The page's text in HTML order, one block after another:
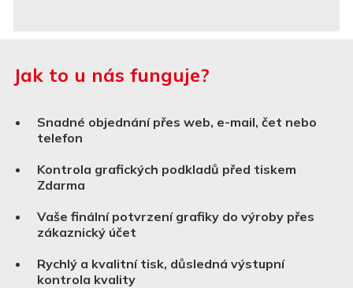
Jak to u nás funguje?
Snadné objednání přes web, e-mail, čet nebo
telefon
Kontrola grafických podkladů před tiskem
Zdarma
Vaše finální potvrzení grafiky do výroby přes
zákaznický účet
Rychlý a kvalitní tisk, důsledná výstupní
kontrola kvality